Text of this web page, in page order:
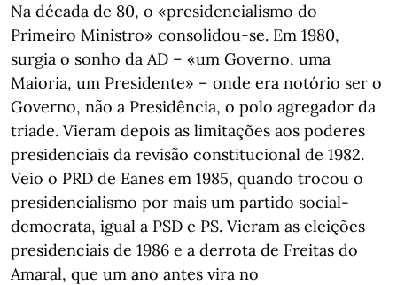
Na década de 80, o «presidencialismo do
Primeiro Ministro» consolidou-se. Em 1980,
surgia o sonho da AD – «um Governo, uma
Maioria, um Presidente» – onde era notório ser o
Governo, não a Presidência, o polo agregador da
tríade. Vieram depois as limitações aos poderes
presidenciais da revisão constitucional de 1982.
Veio o PRD de Eanes em 1985, quando trocou o
presidencialismo por mais um partido social-
democrata, igual a PSD e PS. Vieram as eleições
presidenciais de 1986 e a derrota de Freitas do
Amaral, que um ano antes vira no